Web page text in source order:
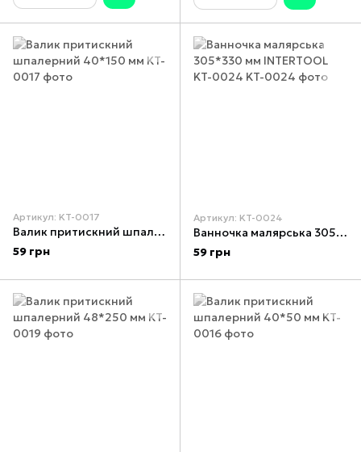
Артикул: KT-0017
Валик притискний шпалерний 40*150 мм
59 грн
Артикул: KT-0024
Ванночка малярська 305*330 мм INTERTOOL KT-0024
59 грн